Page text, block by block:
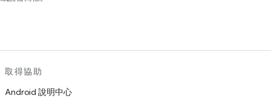
取得協助
Android 說明中心